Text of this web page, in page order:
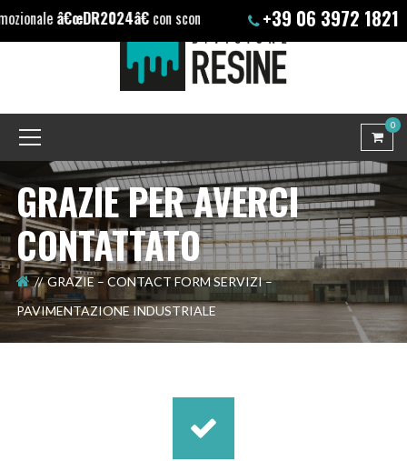
â€œDR2024â€con sconto extra (+10%) solo su nostri
+39 06 3972 1821
0
GRAZIE PER AVERCI
CONTATTATO
GRAZIE – CONTACT FORM SERVIZI –
PAVIMENTAZIONE INDUSTRIALE